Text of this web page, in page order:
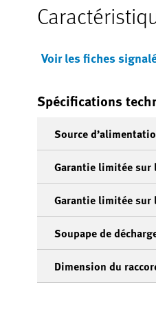
Voir les fiches
Spécifications
Source
Garantie limitée sur
Garantie limitée sur
Soupape de
Dimension du